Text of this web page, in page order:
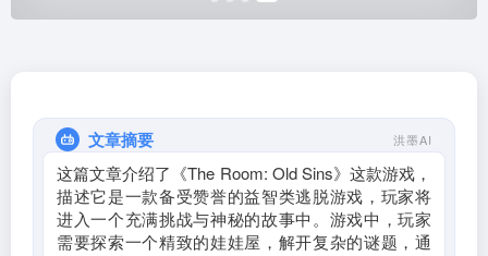
文章摘要 洪墨AI
这篇文章介绍了《The Room: Old Sins》这款游戏，
描述它是一款备受赞誉的益智类逃脱游戏，玩家将
进入一个充满挑战与神秘的故事中。游戏中，玩家
需要探索一个精致的娃娃屋，解开复杂的谜题，通